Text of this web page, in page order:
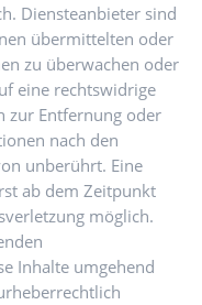
Diensteanbieter sind
übermittelten oder
zu überwachen oder
eine rechtswidrige
zur Entfernung oder
nach den
unberührt. Eine
ab dem Zeitpunkt
möglich.
Inhalte umgehend